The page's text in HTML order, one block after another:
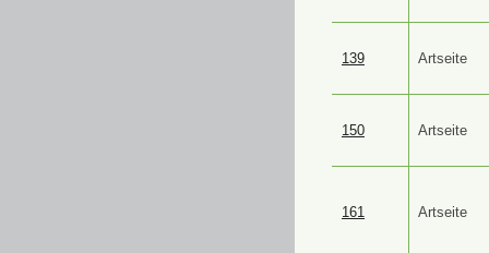
139 Artseite
150 Artseite
161 Artseite